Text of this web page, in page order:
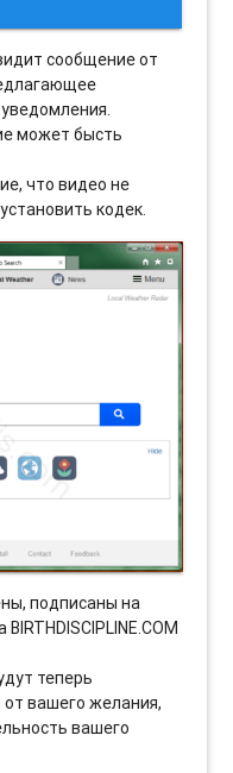
сообщение от
может бысть
что видео не
кодек.
подписаны на
теперь
вашего желания,
вашего